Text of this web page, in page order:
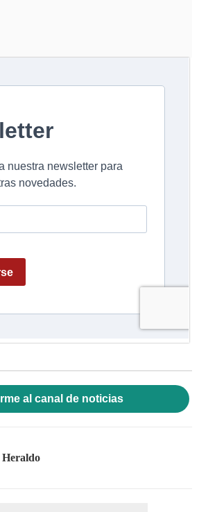
al canal de noticias
Heraldo